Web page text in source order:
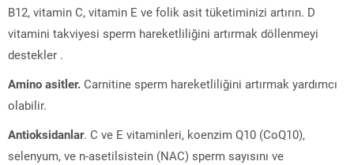
B12, vitamin C, vitamin E ve folik asit tüketiminizi artırın. D
vitamini takviyesi sperm hareketliliğini artırmak döllenmeyi
destekler .
Amino asitler. Carnitine sperm hareketliliğini artırmak yardımcı
olabilir.
Antioksidanlar. C ve E vitaminleri, koenzim Q10 (CoQ10),
selenyum, ve n-asetilsistein (NAC) sperm sayısını ve